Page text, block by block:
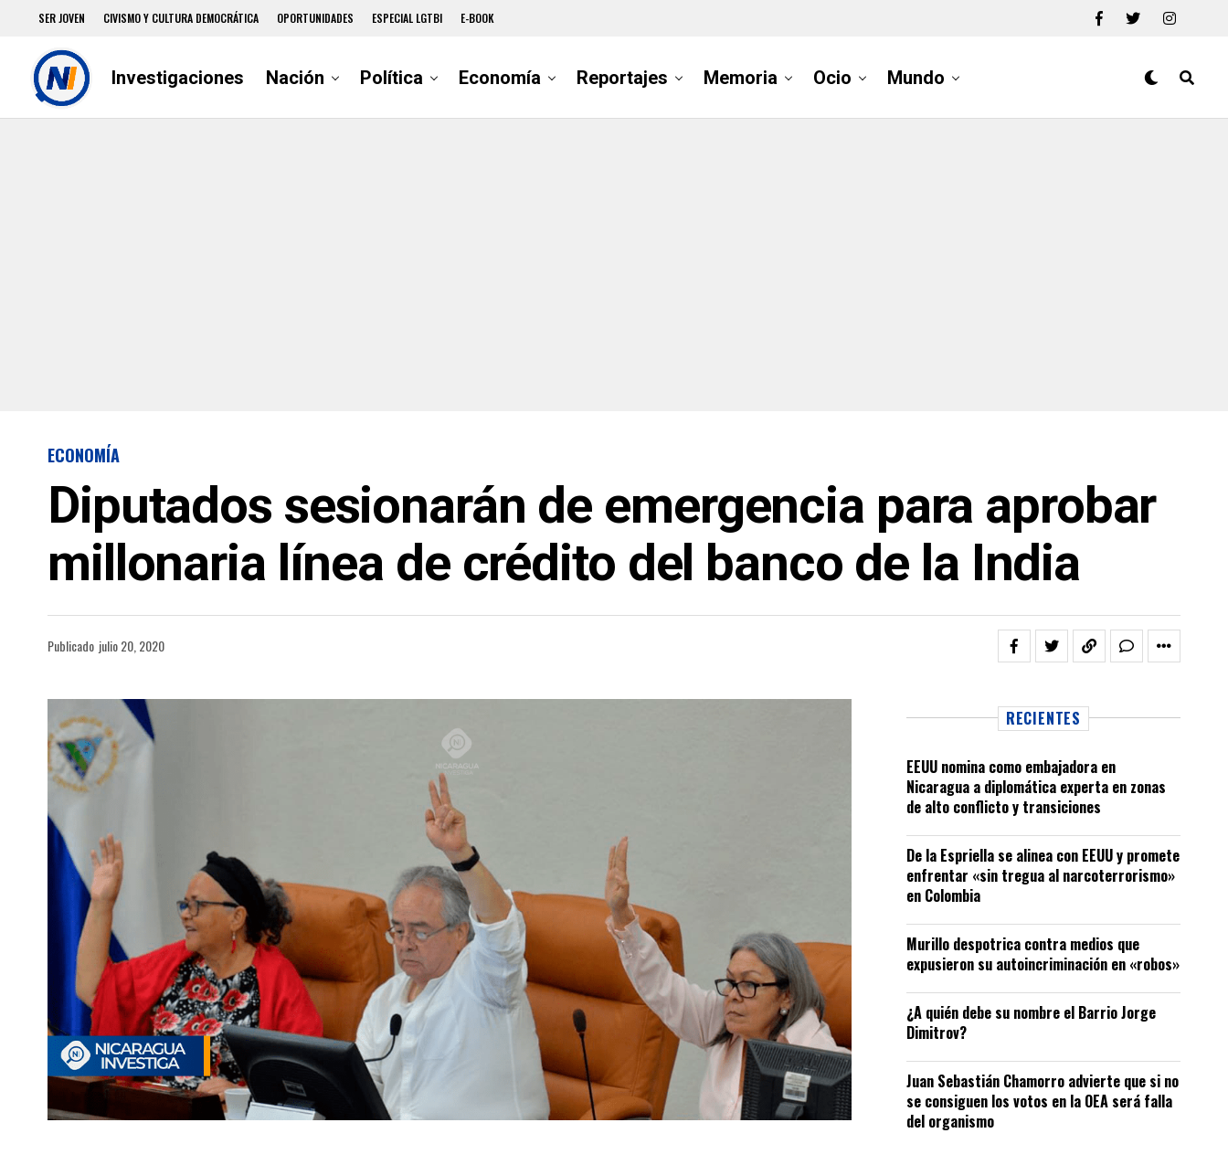
SER JOVEN CIVISMO Y CULTURA DEMOCRÁTICA OPORTUNIDADES ESPECIAL LGTBI E-BOOK
Investigaciones Nación Política Economía Reportajes Memoria Ocio Mundo
ECONOMÍA
Diputados sesionarán de emergencia para aprobar
millonaria línea de crédito del banco de la India
Publicado julio 20, 2020
RECIENTES
EEUU nomina como embajadora en
Nicaragua a diplomática experta en zonas
de alto conflicto y transiciones
De la Espriella se alinea con EEUU y promete
enfrentar «sin tregua al narcoterrorismo»
en Colombia
Murillo despotrica contra medios que
expusieron su autoincriminación en «robos»
¿A quién debe su nombre el Barrio Jorge
Dimitrov?
Juan Sebastián Chamorro advierte que si no
se consiguen los votos en la OEA será falla
del organismo